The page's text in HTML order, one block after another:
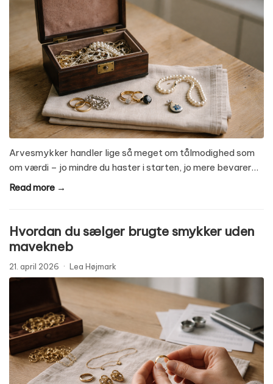
Arvesmykker handler lige så meget om tålmodighed som
om værdi – jo mindre du haster i starten, jo mere bevarer…
Read more →
Hvordan du sælger brugte smykker uden
mavekneb
21. april 2026 · Lea Højmark